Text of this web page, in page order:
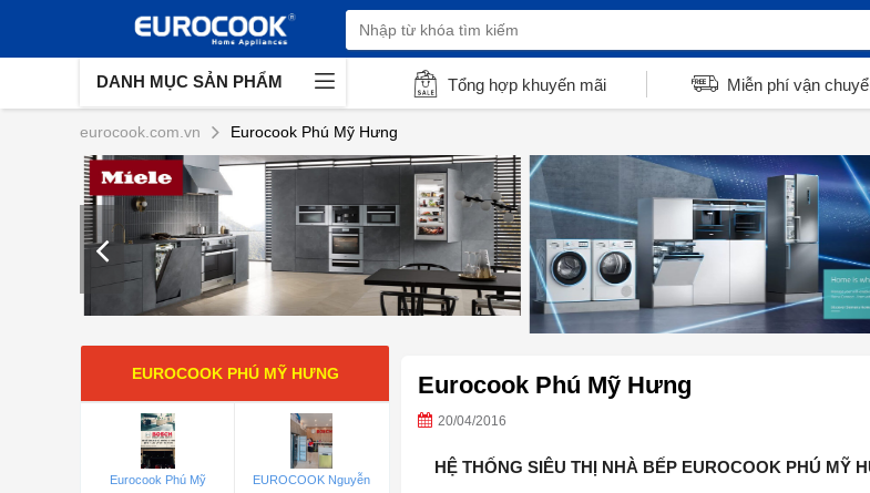
DANH MỤC SẢN PHẨM Tổng hợp khuyến mãi Miễn phí vận
eurocook.com.vn Eurocook Phú Mỹ Hưng
EUROCOOK PHÚ MỸ HƯNG
Eurocook Phú Mỹ
EUROCOOK Nguyễn
Eurocook Phú Mỹ Hưng
20/04/2016
HỆ THỐNG SIÊU THỊ NHÀ BẾP EUROCOOK PHÚ MỸ